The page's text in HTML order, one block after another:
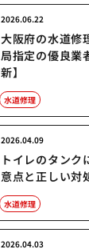
大阪府の水道修
局指定の優良業
新】
2026.06.22
水道修理
トイレのタンク
意点と正しい対
2026.04.09
水道修理
2026.04.03